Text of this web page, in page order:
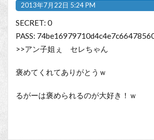
2013年7月22日 5:24 PM
SECRET: 0
PASS:
>>アン子姐ぇ セレちゃん
褒めてくれてありがとうｗ
るがーは褒められるのが大好き！ｗ